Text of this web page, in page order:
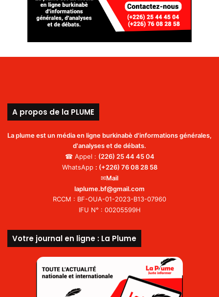
A propos de la PLUME
La plume est un média en ligne burkinabè d'informations générales,
d'analyses et de débats.
☎ Appel : (226) 25 44 45 04
WhatsApp : (+226) 76 08 28 58
✉Mail
laplume.bf@gmail.com
RCCM : BF-OUA-01-2023-B13-07960
IFU N° : 00205599H
Votre journal en ligne : La Plume